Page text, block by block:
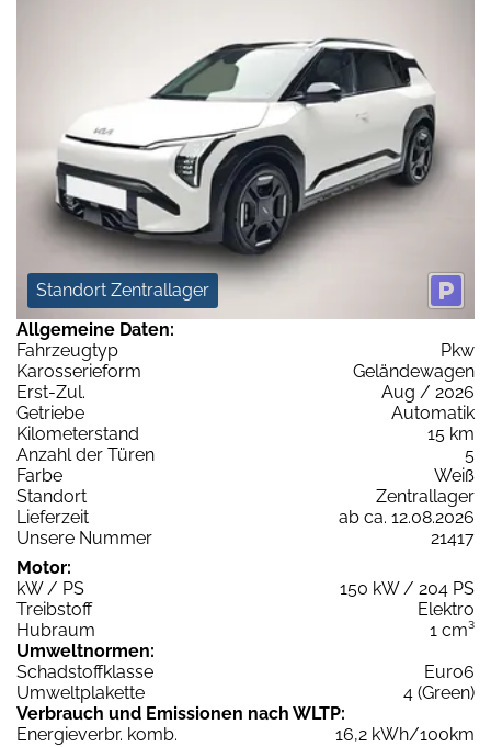
Standort Zentrallager
Allgemeine Daten:
Fahrzeugtyp
Pkw
Karosserieform
Geländewagen
Erst-Zul.
Aug / 2026
Getriebe
Automatik
Kilometerstand
15 km
Anzahl der Türen
5
Farbe
Weiß
Standort
Zentrallager
Lieferzeit
ab ca. 12.08.2026
Unsere Nummer
21417
Motor:
kW / PS
150 kW / 204 PS
Treibstoff
Elektro
Hubraum
1 cm³
Umweltnormen:
Schadstoffklasse
Euro6
Umweltplakette
4 (Green)
Verbrauch und Emissionen nach WLTP:
Energieverbr. komb.
16,2 kWh/100km